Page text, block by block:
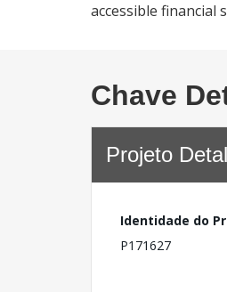
accessible financial
Chave
Projeto
Identidade do
P171627